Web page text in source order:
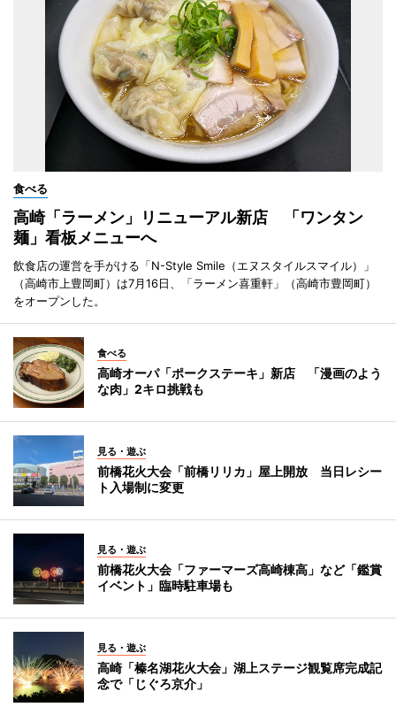
食べる
高崎「ラーメン」リニューアル新店 「ワンタン
麺」看板メニューへ
飲食店の運営を手がける「N-Style Smile（エヌスタイルスマイル）」
（高崎市上豊岡町）は7月16日、「ラーメン喜重軒」（高崎市豊岡町）
をオープンした。
食べる
高崎オーパ「ポークステーキ」新店 「漫画のよう
な肉」2キロ挑戦も
見る・遊ぶ
前橋花火大会「前橋リリカ」屋上開放 当日レシー
ト入場制に変更
見る・遊ぶ
前橋花火大会「ファーマーズ高崎棟高」など「鑑賞
イベント」臨時駐車場も
見る・遊ぶ
高崎「榛名湖花火大会」湖上ステージ観覧席完成記
念で「じぐろ京介」